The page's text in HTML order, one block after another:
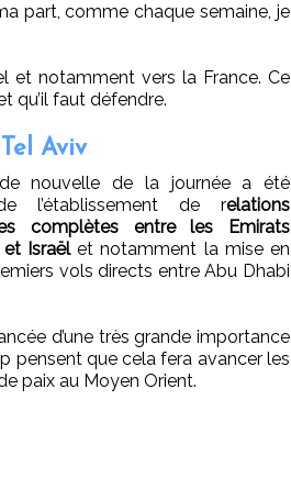
part, comme chaque semaine, je
et notamment vers la France. Ce
qu’il faut défendre.
Aviv
nouvelle de la journée a été
l’établissement de relations
complètes entre les Emirats
Israëlet notamment la mise en
vols directs entre Abu Dhabi
d’une très grande importance
pensent que cela fera avancer les
paix au Moyen Orient.